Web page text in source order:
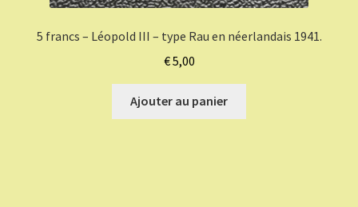
5 francs – Léopold III – type Rau en néerlandais 1941.
€5,00
Ajouter au panier